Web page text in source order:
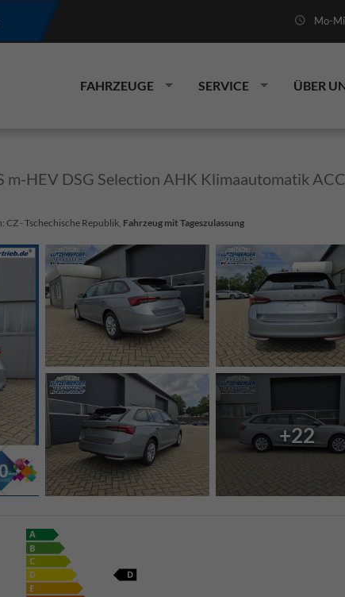
Mo-
FAHRZEUGE SERVICE ÜBER
m-HEV DSG Selection AHK Klimaautomatik
CZ - Tschechische Republik, Fahrzeug mit Tageszulassung
+22